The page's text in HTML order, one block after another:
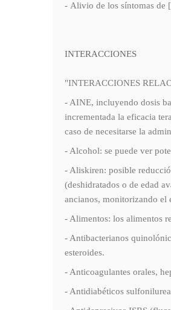
- Alivio de los síntomas de
INTERACCIONES
"INTERACCIONES
- AINE, incluyendo dosis
incrementada la eficacia
caso de necesitarse la
- Alcohol: se puede ver
- Aliskiren: posible
(deshidratados o de edad
ancianos, monitorizando
- Alimentos: los alimentos
- Antibacterianos
esteroides.
- Anticoagulantes orales,
- Antidiabéticos